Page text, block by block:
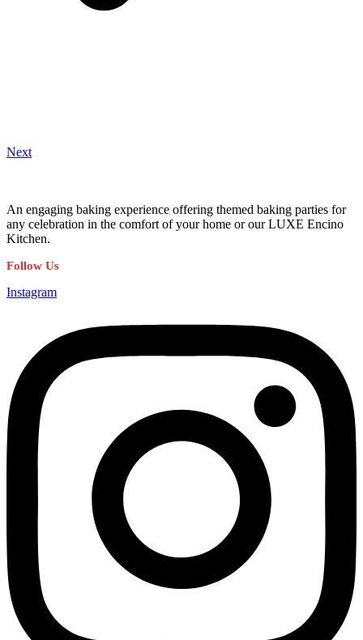
Next
An engaging baking experience offering themed baking parties for
any celebration in the comfort of your home or our LUXE Encino
Kitchen.
Follow Us
Instagram